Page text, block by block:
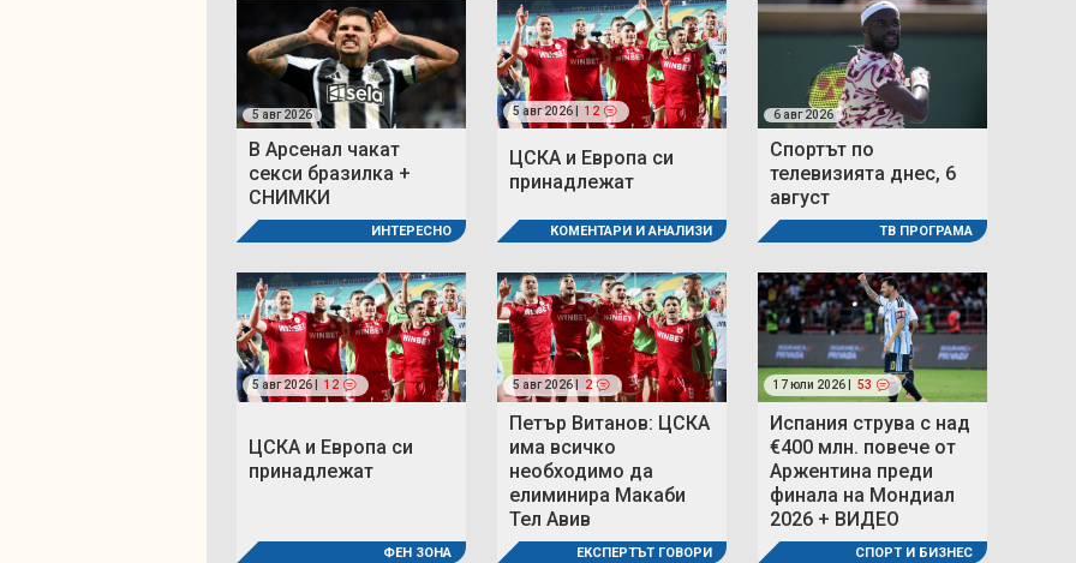
5 авг 2026
В Арсенал чакат
секси бразилка +
СНИМКИ
ИНТЕРЕСНО
5 авг 2026 | 12
ЦСКА и Европа си
принадлежат
КОМЕНТАРИ И АНАЛИЗИ
6 авг 2026
Спортът по
телевизията днес, 6
август
ТВ ПРОГРАМА
5 авг 2026 | 12
ЦСКА и Европа си
принадлежат
ФЕН ЗОНА
5 авг 2026 | 2
Петър Витанов: ЦСКА
има всичко
необходимо да
елиминира Макаби
Тел Авив
ЕКСПЕРТЪТ ГОВОРИ
17 юли 2026 | 53
Испания струва с над
€400 млн. повече от
Аржентина преди
финала на Мондиал
2026 + ВИДЕО
СПОРТ И БИЗНЕС